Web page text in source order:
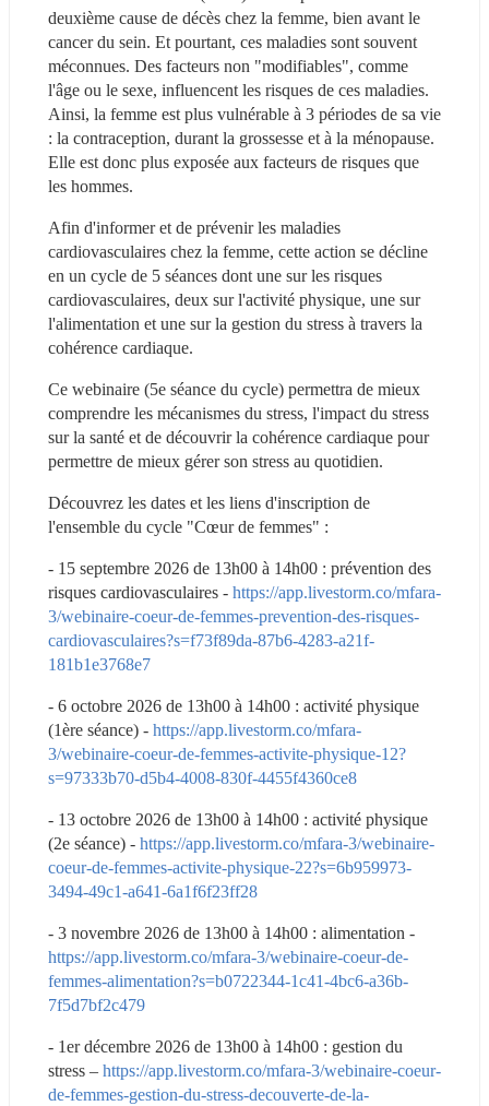
deuxième cause de décès chez la femme, bien avant le
cancer du sein. Et pourtant, ces maladies sont souvent
méconnues. Des facteurs non "modifiables", comme
l'âge ou le sexe, influencent les risques de ces maladies.
Ainsi, la femme est plus vulnérable à 3 périodes de sa vie
: la contraception, durant la grossesse et à la ménopause.
Elle est donc plus exposée aux facteurs de risques que
les hommes.
Afin d'informer et de prévenir les maladies
cardiovasculaires chez la femme, cette action se décline
en un cycle de 5 séances dont une sur les risques
cardiovasculaires, deux sur l'activité physique, une sur
l'alimentation et une sur la gestion du stress à travers la
cohérence cardiaque.
Ce webinaire (5e séance du cycle) permettra de mieux
comprendre les mécanismes du stress, l'impact du stress
sur la santé et de découvrir la cohérence cardiaque pour
permettre de mieux gérer son stress au quotidien.
Découvrez les dates et les liens d'inscription de
l'ensemble du cycle "Cœur de femmes" :
- 15 septembre 2026 de 13h00 à 14h00 : prévention des
risques cardiovasculaires - https://app.livestorm.co/mfara-
3/webinaire-coeur-de-femmes-prevention-des-risques-
cardiovasculaires?s=f73f89da-87b6-4283-a21f-
181b1e3768e7
- 6 octobre 2026 de 13h00 à 14h00 : activité physique
(1ère séance) - https://app.livestorm.co/mfara-
3/webinaire-coeur-de-femmes-activite-physique-12?
s=97333b70-d5b4-4008-830f-4455f4360ce8
- 13 octobre 2026 de 13h00 à 14h00 : activité physique
(2e séance) - https://app.livestorm.co/mfara-3/webinaire-
coeur-de-femmes-activite-physique-22?s=6b959973-
3494-49c1-a641-6a1f6f23ff28
https://app.livestorm.co/mfara-3/webinaire-coeur-de-
femmes-alimentation?s=b0722344-1c41-4bc6-a36b-
7f5d7bf2c479
- 1er décembre 2026 de 13h00 à 14h00 : gestion du
stress – https://app.livestorm.co/mfara-3/webinaire-coeur-
de-femmes-gestion-du-stress-decouverte-de-la-